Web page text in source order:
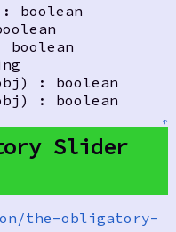
boolean
: boolean
: boolean
↑
Slider
the-obligatory-